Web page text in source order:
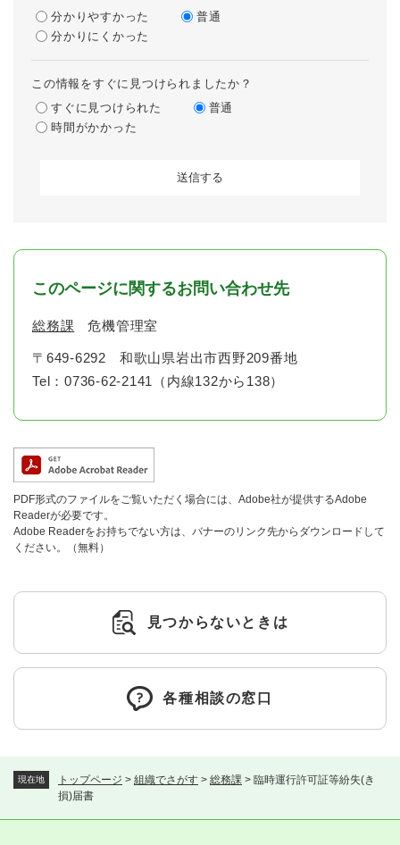
現在地 トップページ > 組織でさがす > 総務課 > 臨時運行許可証等紛失(き
損)届書
分かりやすかった
普通
分かりにくかった
この情報をすぐに見つけられましたか？
すぐに見つけられた
普通
時間がかかった
このページに関するお問い合わせ先
総務課 危機管理室
〒649-6292
和歌山県岩出市西野209番地
Tel：0736-62-2141（内線132から138）
PDF形式のファイルをご覧いただく場合には、Adobe社が提供するAdobe
Readerが必要です。
Adobe Readerをお持ちでない方は、バナーのリンク先からダウンロードして
ください。（無料）
見つからないときは
各種相談の窓口